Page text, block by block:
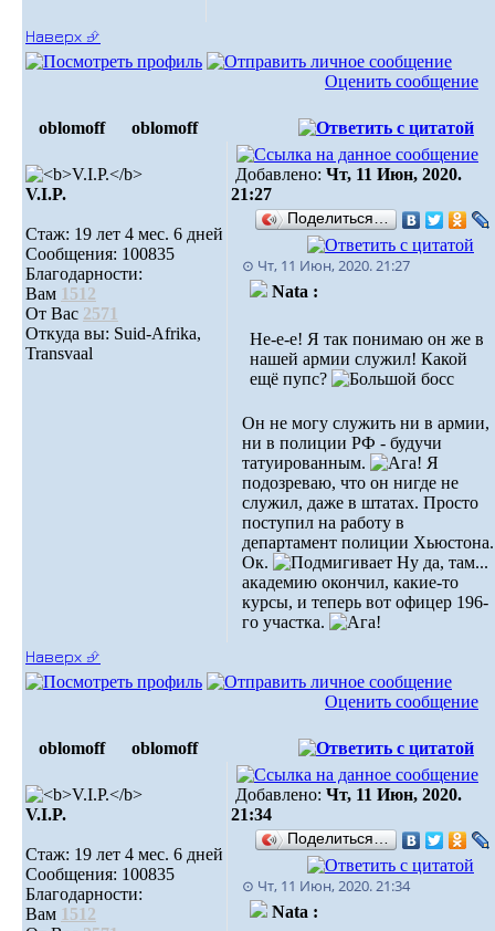
Наверх ⮵
Оценить сообщение
oblomoff oblomoff
V.I.P.
Стаж: 19 лет 4 мес. 6 дней
Сообщения: 100835
Благодарности:
Вам 1512
От Вас 2571
Откуда вы: Suid-Afrika,
Transvaal
Добавлено: Чт, 11 Июн, 2020.
21:27
Поделиться…
⊙ Чт, 11 Июн, 2020. 21:27
Nata :
Не-е-е! Я так понимаю он же в
нашей армии служил! Какой
ещё пупс?
Он не могу служить ни в армии,
ни в полиции РФ - будучи
татуированным.
Я
подозреваю, что он нигде не
служил, даже в штатах. Просто
поступил на работу в
департамент полиции Хьюстона.
Ок.
Ну да, там...
академию окончил, какие-то
курсы, и теперь вот офицер 196-
го участка.
Наверх ⮵
Оценить сообщение
oblomoff oblomoff
V.I.P.
Стаж: 19 лет 4 мес. 6 дней
Сообщения: 100835
Благодарности:
Вам 1512
Добавлено: Чт, 11 Июн, 2020.
21:34
Поделиться…
⊙ Чт, 11 Июн, 2020. 21:34
Nata :